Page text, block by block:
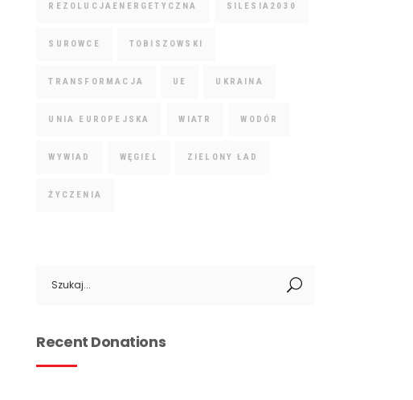
REZOLUCJAENERGETYCZNA SILESIA2030
SUROWCE TOBISZOWSKI
TRANSFORMACJA UE UKRAINA
UNIA EUROPEJSKA WIATR WODÓR
WYWIAD WĘGIEL ZIELONY ŁAD
ŻYCZENIA
for:
Recent Donations